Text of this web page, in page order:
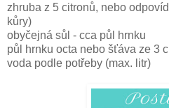
zhruba z 5 citronů, nebo
kůry)
obyčejná sůl - cca půl hrnku
půl hrnku octa nebo šťáva ze 3
voda podle potřeby (max. litr)